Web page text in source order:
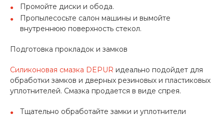
Промойте диски и обода.
Пропылесосьте салон машины и вымойте
внутреннюю поверхность стекол.
Подготовка прокладок и замков
Силиконовая смазка DEPUR идеально подойдет для
обработки замков и дверных резиновых и пластиковых
уплотнителей. Смазка продается в виде спрея.
Тщательно обработайте замки и уплотнители